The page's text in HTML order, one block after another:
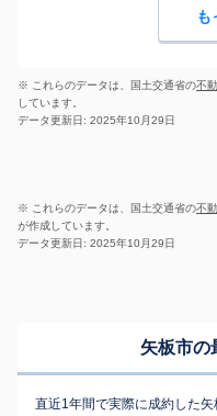
も
※ これらのデータは、国土交通省の不
しています。
データ更新日: 2025年10月29日
※ これらのデータは、国土交通省の不
が作成しています。
データ更新日: 2025年10月29日
矢板市の
直近1年間で実際に成約した